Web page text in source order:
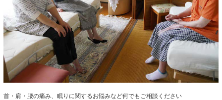
首・肩・腰の痛み、眠りに関するお悩みなど何でもご相談ください